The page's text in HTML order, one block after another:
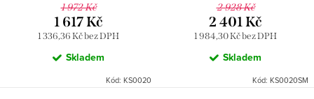
1 972 Kč
1 336,36 Kč bez DPH
1 617 Kč
Skladem
Kód: KS0020
2 928 Kč
1 984,30 Kč bez DPH
2 401 Kč
Skladem
Kód: KS0020SM